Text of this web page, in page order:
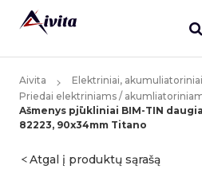
Aivita
Elektriniai,
Priedai elektriniams /
Ašmenys pjūkliniai BIM-TIN
82223, 90x34mm Titano
Atgal į produktų sąrašą